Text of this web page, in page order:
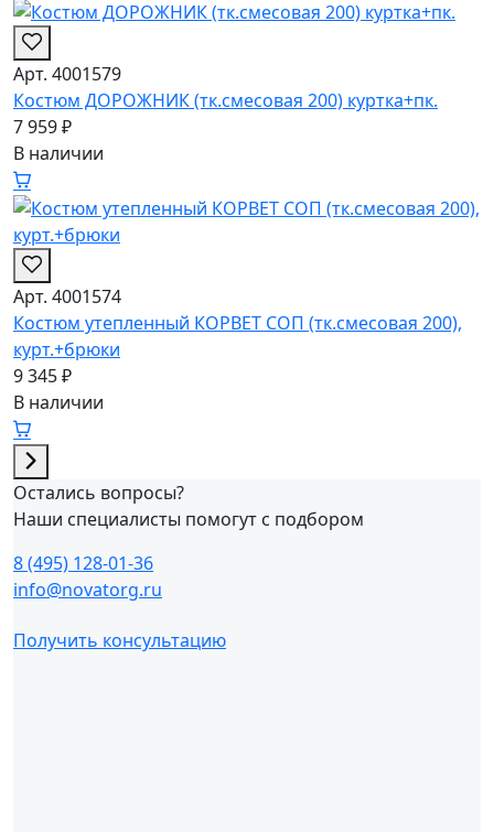
Арт. 4001579
Костюм ДОРОЖНИК (тк.смесовая 200) куртка+пк.
7 959 ₽
В наличии
Арт. 4001574
Костюм утепленный КОРВЕТ СОП (тк.смесовая 200),
курт.+брюки
9 345 ₽
В наличии
Остались вопросы?
Наши специалисты помогут с подбором
8 (495) 128-01-36
info@novatorg.ru
Получить консультацию